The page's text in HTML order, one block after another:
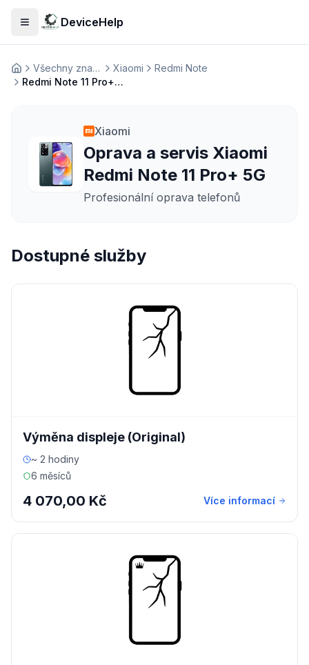
Otevřít menuDeviceHelp
Домашня Všechny značky Xiaomi
Redmi Note
Redmi Note 11 Pro+ 5G
Xiaomi
Oprava a servis Xiaomi
Redmi Note 11 Pro+ 5G
Profesionální oprava telefonů
Dostupné služby
Výměna displeje (Original)
~ 2 hodiny
6 měsíců
4 070,00 Kč Více informací